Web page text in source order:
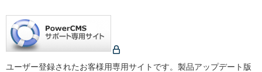
ユーザー登録されたお客様用専用サイトです。製品アップデート版